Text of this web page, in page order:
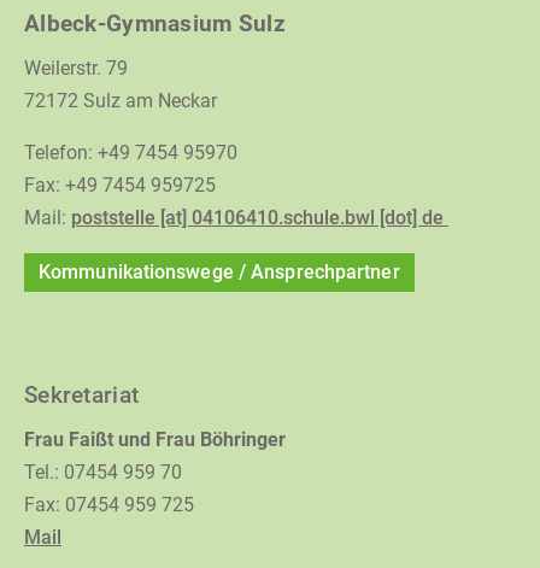
Albeck-Gymnasium Sulz
Weilerstr. 79
72172 Sulz am Neckar
Telefon: +49 7454 95970
Fax: +49 7454 959725
Mail: poststelle [at] 04106410.schule.bwl [dot] de
Kommunikationswege / Ansprechpartner
Sekretariat
Frau Faißt und Frau Böhringer
Tel.: 07454 959 70
Fax: 07454 959 725
Mail